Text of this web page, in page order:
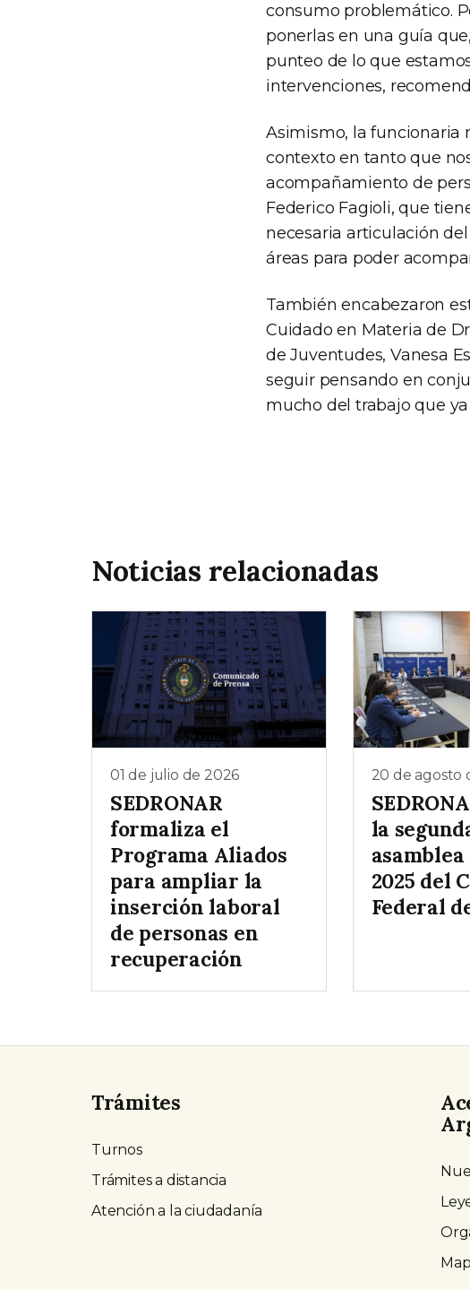
consumo problemático.
ponerlas en una guía
punteo de lo que
intervenciones,
Asimismo, la funcionaria
contexto en tanto que
acompañamiento de
Federico Fagioli, que
necesaria articulación
áreas para poder
También encabezaron
Cuidado en Materia de
de Juventudes, Vanesa
seguir pensando en
mucho del trabajo que
Noticias relacionadas
01 de julio de 2026
SEDRONAR
formaliza el
Programa Aliados
para ampliar la
inserción laboral
de personas en
recuperación
20 de agosto
la
2025 del
Federal
Trámites
Turnos
Trámites a distancia
Atención a la ciudadanía